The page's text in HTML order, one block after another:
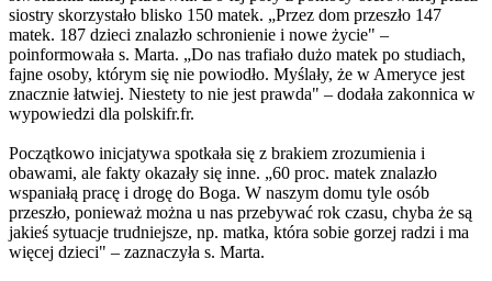
siostry skorzystało blisko 150 matek. „Przez dom przeszło 147
matek. 187 dzieci znalazło schronienie i nowe życie" –
poinformowała s. Marta. „Do nas trafiało dużo matek po studiach,
fajne osoby, którym się nie powiodło. Myślały, że w Ameryce jest
znacznie łatwiej. Niestety to nie jest prawda" – dodała zakonnica w
wypowiedzi dla polskifr.fr.
Początkowo inicjatywa spotkała się z brakiem zrozumienia i
obawami, ale fakty okazały się inne. „60 proc. matek znalazło
wspaniałą pracę i drogę do Boga. W naszym domu tyle osób
przeszło, ponieważ można u nas przebywać rok czasu, chyba że są
jakieś sytuacje trudniejsze, np. matka, która sobie gorzej radzi i ma
więcej dzieci" – zaznaczyła s. Marta.